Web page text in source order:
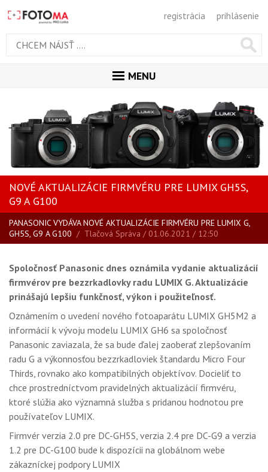
registrácia prihlásenie
MENU
ÚVOD
MAGAZÍN
VŠETKY ČLÁNKY
RECENZIE
NOVINKY
BLOG
SPRIEVODCA KÚPOU
GALÉRIA
PORADŇA
SÚŤAŽE
KALENDÁR AKCIÍ
WORKSHOPY
OBCHOD
NOVÉ AKTUALIZÁCIE FIRMVÉRU PRE LUMIX GH5S,
G9 A G100
PANASONIC VYDÁVA NOVÉ AKTUALIZÁCIE FIRMVÉRU PRE LUMIX G,
GH5S, G9 A G100 / Tlačová Správa / 01.06.2021 / 12:50
Spoločnosť Panasonic dnes oznámila vydanie aktualizácií
firmvérov pre bezzrkadlovky radu LUMIX G. Aktualizácie
prinášajú lepšiu funkčnosť, výkon i použiteľnosť.
Oznámením o uvedení nového fotoaparátu LUMIX GH5M2 a
informácií k vývoju modelu LUMIX GH6 sa spoločnosť
Panasonic zaviazala, že sa bude ďalej zaoberať zlepšovaním
radu G a výkonnosťou bezzrkadloviek štandardu Micro Four
Thirds, rovnako ako kompatibilných objektívov. Docieliť to
chce prostredníctvom pravidelných aktualizácií firmvéru,
ktoré slúžia ako významná služba s pridanou hodnotou pre
používateľov LUMIX.
Firmvér verzia 2.0 pre DC-GH5S, verzia 2.4 pre DC-G9 a verzia
1.2 pre DC-G100 bude k dispozícii na globálnom webe
zákazníckej podpory LUMIX